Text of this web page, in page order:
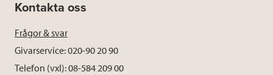
Kontakta oss
Frågor & svar
Givarservice: 020-90 20 90
Telefon (vxl): 08-584 209 00